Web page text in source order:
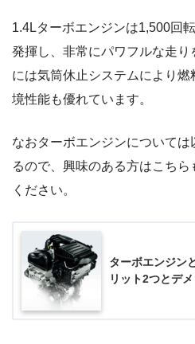
1.4Lターボエンジンは1,500回
発揮し、非常にパワフルな走
には気筒休止システムにより
境性能も優れています。
なおターボエンジンについて
るので、興味のある方はこち
ください。
ターボエンジン
リット2つとデ